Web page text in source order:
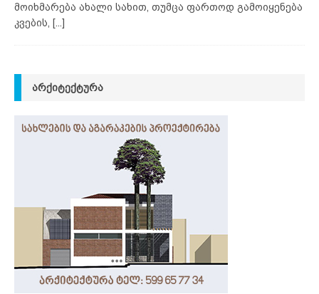
მოიხმარება ახალი სახით, თუმცა ფართოდ გამოიყენება
კვების, [...]
ᲐᲠᲥᲘᲢᲔᲥᲢᲣᲠᲐ